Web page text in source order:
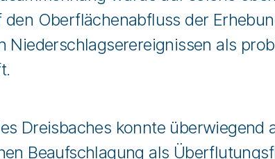
den Oberflächenabfluss der
Niederschlagserereignissen als
Dreisbaches konnte
Beaufschlagung als